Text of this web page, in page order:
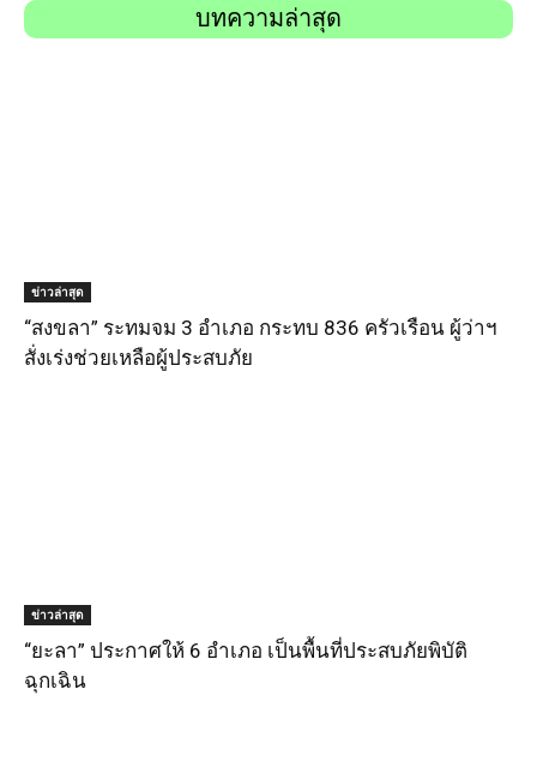
บทความล่าสุด
ข่าวล่าสุด
“สงขลา” ระทมจม 3 อำเภอ กระทบ 836 ครัวเรือน ผู้ว่าฯ
สั่งเร่งช่วยเหลือผู้ประสบภัย
ข่าวล่าสุด
“ยะลา” ประกาศให้ 6 อำเภอ เป็นพื้นที่ประสบภัยพิบัติ
ฉุกเฉิน